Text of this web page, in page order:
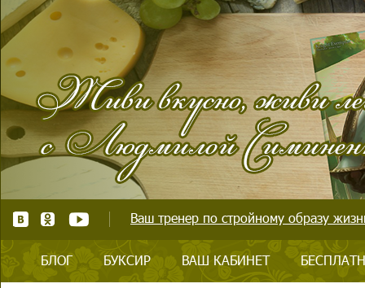
Ваш тренер по стройному образу
БЛОГ БУКСИР ВАШ КАБИНЕТ